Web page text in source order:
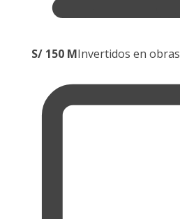
S/ 150 MInvertidos en obras